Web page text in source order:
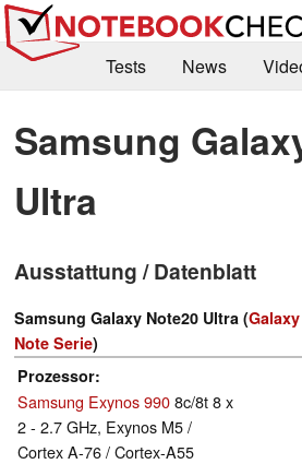
Tests News
Kaufberatung
Deals Suche
Forum
Samsung
Ultra
Ausstattung / Datenblatt
Samsung Galaxy Note20 Ultra (Galaxy
Note Serie)
Prozessor
Samsung Exynos 9908c/8t 8 x
2 - 2.7 GHz, Exynos M5 /
Cortex A-76 / Cortex-A55